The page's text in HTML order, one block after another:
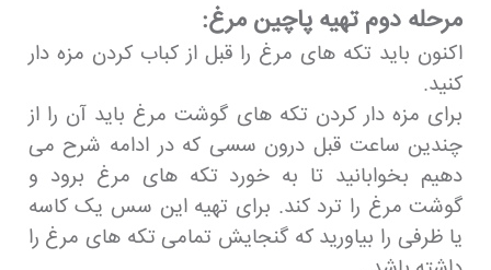
مرحله دوم تهیه پاچین مرغ:
اکنون باید تکه های مرغ را قبل از کباب کردن مزه دار
کنید.
برای مزه دار کردن تکه های گوشت مرغ باید آن را از
چندین ساعت قبل درون سسی که در ادامه شرح می
دهیم بخوابانید تا به خورد تکه های مرغ برود و
گوشت مرغ را ترد کند. برای تهیه این سس یک کاسه
یا ظرفی را بیاورید که گنجایش تمامی تکه های مرغ را